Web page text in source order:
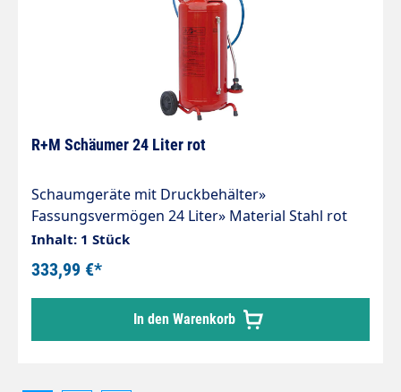
R+M Schäumer 24 Liter rot
Schaumgeräte mit Druckbehälter»
Fassungsvermögen 24 Liter» Material Stahl rot
lackiert» Komfortables Befüllen durch
Kunststoffeinfülltrichter.» Anschluss 1/4" AG für
Druckluftversorgung.» Max. 8 bar.
Voreingestelltes Sicherheitsventil.»
Chemiebeständiger Schlauch 10 m. 60 cm
Schaumlanze mit Schaumkopf und 4 Düsen.»
Verstellmöglichkeit für
Inhalt: 1 Stück
333,99 €*
In den Warenkorb